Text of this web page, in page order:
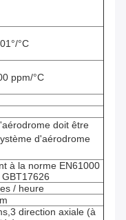
°C
ppm/°C
doit être
d'aérodrome
à la norme EN61000
/ heure
direction axiale (à